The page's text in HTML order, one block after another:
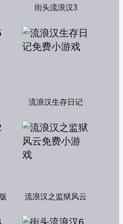
街头流浪汉3
流浪汉生存日记
流浪汉之监狱风云